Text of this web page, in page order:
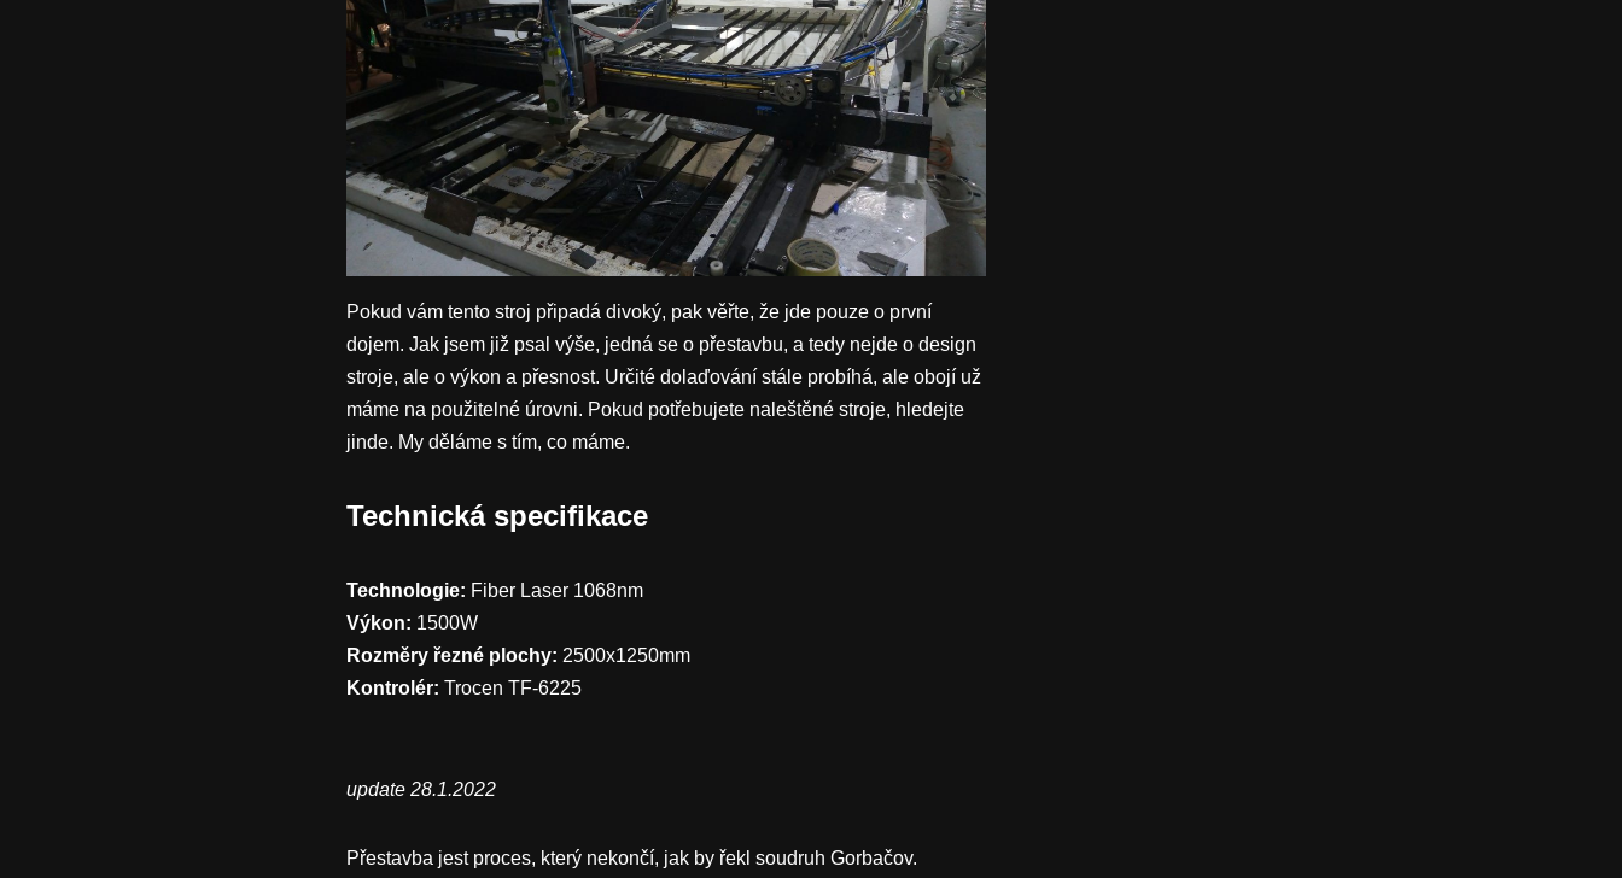
Pokud vám tento stroj připadá divoký, pak věřte, že jde pouze o první
dojem. Jak jsem již psal výše, jedná se o přestavbu, a tedy nejde o design
stroje, ale o výkon a přesnost. Určité dolaďování stále probíhá, ale obojí už
máme na použitelné úrovni. Pokud potřebujete naleštěné stroje, hledejte
jinde. My děláme s tím, co máme.
Technická specifikace
Technologie: Fiber Laser 1068nm
Výkon: 1500W
Rozměry řezné plochy: 2500x1250mm
Kontrolér: Trocen TF-6225
update 28.1.2022
Přestavba jest proces, který nekončí, jak by řekl soudruh Gorbačov.